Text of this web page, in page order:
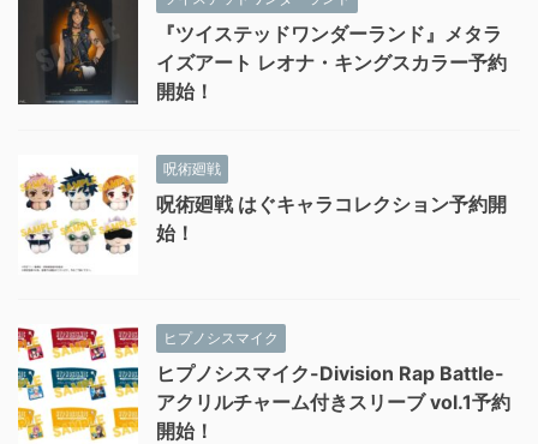
『ツイステッドワンダーランド』メタラ
イズアート レオナ・キングスカラー予約
開始！
呪術廻戦
呪術廻戦 はぐキャラコレクション予約開
始！
ヒプノシスマイク
ヒプノシスマイク-Division Rap Battle-
アクリルチャーム付きスリーブ vol.1予約
開始！